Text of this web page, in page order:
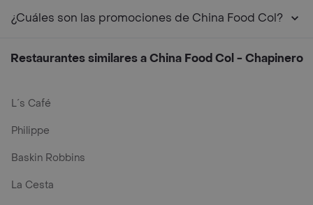
¿Cuáles son las promociones de China Food Col?
Restaurantes similares a China Food Col - Chapinero
L´s Café
Philippe
Baskin Robbins
La Cesta